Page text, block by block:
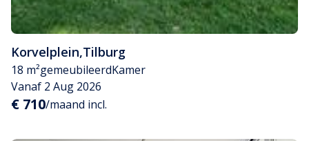
Korvelplein,Tilburg
18 m²gemeubileerdKamer
Vanaf 2 Aug 2026
€ 710/maand incl.